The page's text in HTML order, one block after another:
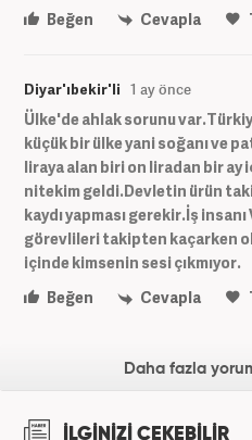
Beğen
Cevapla
Diyar'ıbekir'li 1 ay önce
Ülke'de ahlak sorunu
küçük bir ülke yani soğanı ve
liraya alan biri on liradan bir
nitekim geldi.Devletin ürün
kaydı yapması gerekir.İş
görevlileri takipten kaçarken
içinde kimsenin sesi çıkmıyor.
Beğen
Cevapla
Daha fazla
İLGİNİZİ ÇEKEBİLİR